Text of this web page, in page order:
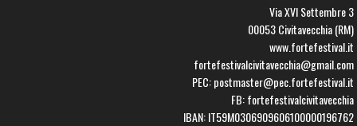
Via XVI Settembre 3
00053 Civitavecchia (RM)
www.fortefestival.it
fortefestivalcivitavecchia@gmail.com
PEC: postmaster@pec.fortefestival.it
FB: fortefestivalcivitavecchia
IBAN: IT59M0306909606100000196762